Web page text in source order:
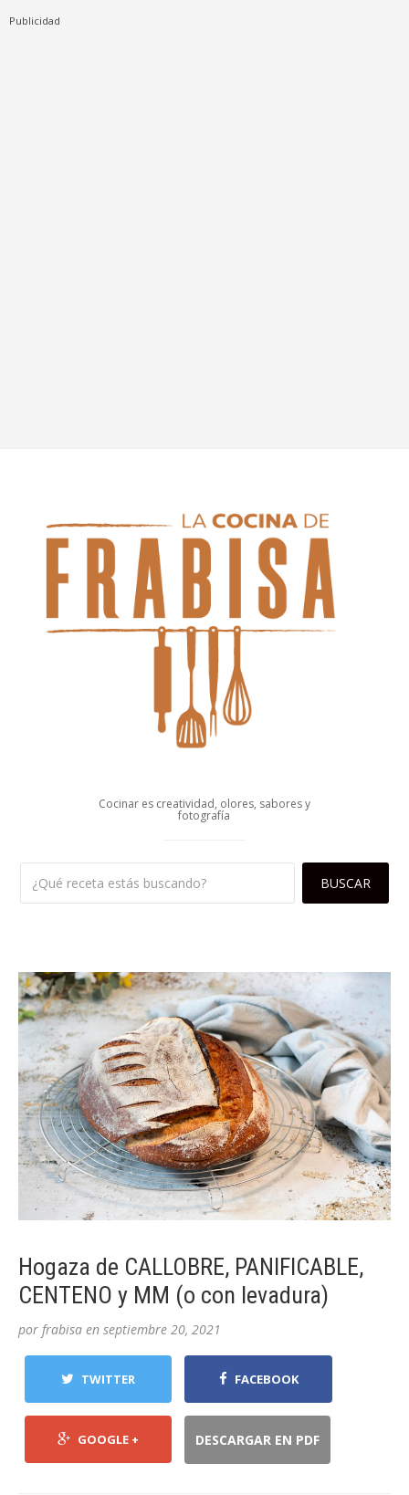
Publicidad
Cocinar es creatividad, olores, sabores y
fotografía
Hogaza de CALLOBRE, PANIFICABLE,
CENTENO y MM (o con levadura)
por frabisa en septiembre 20, 2021
TWITTER FACEBOOK
GOOGLE + DESCARGAR EN PDF